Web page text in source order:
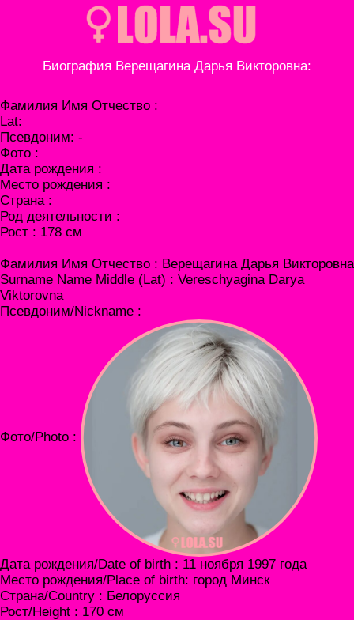
Биография Верещагина Дарья Викторовна:
Фамилия Имя Отчество :
Lat:
Псевдоним: -
Фото :
Дата рождения :
Место рождения :
Страна :
Род деятельности :
Рост : 178 см
Фамилия Имя Отчество : Верещагина Дарья Викторовна
Surname Name Middle (Lat) : Vereschyagina Darya
Viktorovna
Псевдоним/Nickname :
Фото/Photo :
Дата рождения/Date of birth : 11 ноября 1997 года
Место рождения/Place of birth: город Минск
Страна/Country : Белоруссия
Рост/Height : 170 см